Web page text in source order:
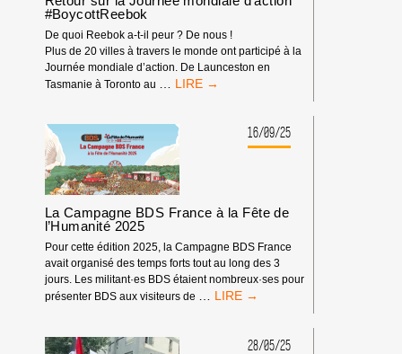
#BoycottReebok
De quoi Reebok a-t-il peur ? De nous !
Plus de 20 villes à travers le monde ont participé à la
Journée mondiale d’action. De Launceston en
Tasmanie à Toronto au
RETOUR
JOURNÉE
MONDIALE
D’ACTION
#BOYCOTTREEBOK
16/09/25
La Campagne BDS France à la Fête de
l’Humanité 2025
Pour cette édition 2025, la Campagne BDS France
avait organisé des temps forts tout au long des 3
jours. Les militant·es BDS étaient nombreux·ses pour
présenter BDS aux visiteurs de … LA
FRANCE28/05/25